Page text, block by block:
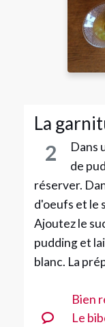
La
2
Dans
de
réserver.
d'oeufs et le
Ajoutez le
pudding et
blanc. La
Bien
Le